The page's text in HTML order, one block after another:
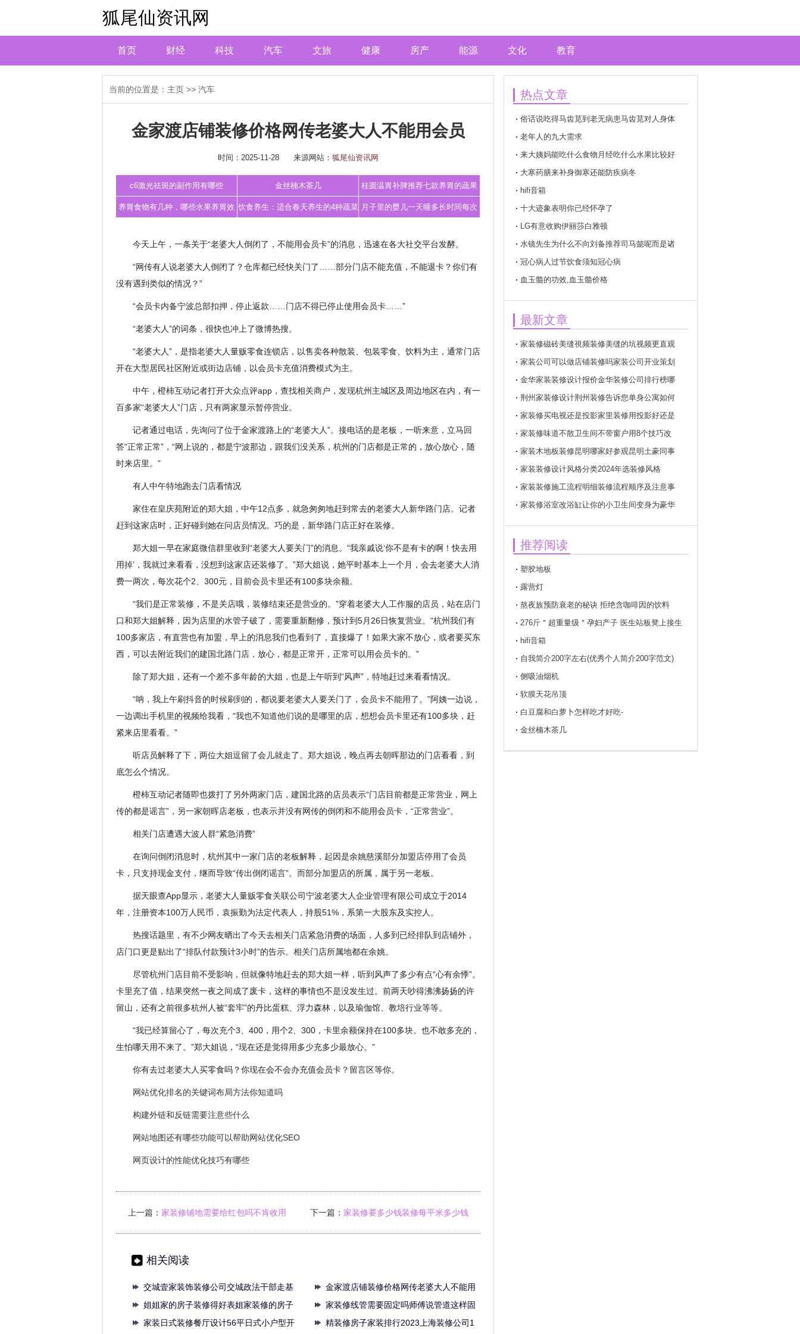
狐尾仙资讯网
首页 财经 科技 汽车 文旅 健康 房产 能源 文化 教育
当前的位置是： 主页 >> 汽车
金家渡店铺装修价格网传老婆大人不能用会员
时间：2025-11-28 来源网站： 狐尾仙资讯网
c6激光祛斑的副作用有哪些 金丝楠木茶几 桂圆温胃补脾推荐七款养胃的蔬果
胃病
养胃食物有几种，哪些水果养胃效 饮食养生：适合春天养生的4种蔬菜 月子里的婴儿一天睡多长时间每次
今天上午，一条关于“老婆大人倒闭了，不能用会员卡”的消息，迅速在各大社交平台发酵。
“网传有人说老婆大人倒闭了？仓库都已经快关门了……部分门店不能充值，不能退卡？你们有
没有遇到类似的情况？”
“会员卡内备宁波总部扣押，停止返款……门店不得已停止使用会员卡……”
“老婆大人”的词条，很快也冲上了微博热搜。
“老婆大人”，是指老婆大人量贩零食连锁店，以售卖各种散装、包装零食、饮料为主，通常门店
开在大型居民社区附近或街边店铺，以会员卡充值消费模式为主。
中午，橙柿互动记者打开大众点评app，查找相关商户，发现杭州主城区及周边地区在内，有一
百多家“老婆大人”门店，只有两家显示暂停营业。
记者通过电话，先询问了位于金家渡路上的“老婆大人”。接电话的是老板，一听来意，立马回
答“正常正常”，“网上说的，都是宁波那边，跟我们没关系，杭州的门店都是正常的，放心放心，随
时来店里。”
有人中午特地跑去门店看情况
家住在皇庆苑附近的郑大姐，中午12点多，就急匆匆地赶到常去的老婆大人新华路门店。记者
赶到这家店时，正好碰到她在问店员情况。巧的是，新华路门店正好在装修。
郑大姐一早在家庭微信群里收到“老婆大人要关门”的消息。“我亲戚说‘你不是有卡的啊！快去用
用掉’，我就过来看看，没想到这家店还装修了。”郑大姐说，她平时基本上一个月，会去老婆大人消
费一两次，每次花个2、300元，目前会员卡里还有100多块余额。
“我们是正常装修，不是关店哦，装修结束还是营业的。”穿着老婆大人工作服的店员，站在店门
口和郑大姐解释，因为店里的水管子破了，需要重新翻修，预计到5月26日恢复营业。“杭州我们有
100多家店，有直营也有加盟，早上的消息我们也看到了，直接爆了！如果大家不放心，或者要买东
西，可以去附近我们的建国北路门店，放心，都是正常开，正常可以用会员卡的。”
除了郑大姐，还有一个差不多年龄的大姐，也是上午听到“风声”，特地赶过来看看情况。
“呐，我上午刷抖音的时候刷到的，都说要老婆大人要关门了，会员卡不能用了。”阿姨一边说，
一边调出手机里的视频给我看，“我也不知道他们说的是哪里的店，想想会员卡里还有100多块，赶
紧来店里看看。”
听店员解释了下，两位大姐逗留了会儿就走了。郑大姐说，晚点再去朝晖那边的门店看看，到
底怎么个情况。
橙柿互动记者随即也拨打了另外两家门店，建国北路的店员表示“门店目前都是正常营业，网上
传的都是谣言”，另一家朝晖店老板，也表示并没有网传的倒闭和不能用会员卡，“正常营业”。
相关门店遭遇大波人群“紧急消费”
在询问倒闭消息时，杭州其中一家门店的老板解释，起因是余姚慈溪部分加盟店停用了会员
卡，只支持现金支付，继而导致“传出倒闭谣言”。而部分加盟店的所属，属于另一老板。
据天眼查App显示，老婆大人量贩零食关联公司宁波老婆大人企业管理有限公司成立于2014
年，注册资本100万人民币，袁振勤为法定代表人，持股51%，系第一大股东及实控人。
热搜话题里，有不少网友晒出了今天去相关门店紧急消费的场面，人多到已经排队到店铺外，
店门口更是贴出了“排队付款预计3小时”的告示。相关门店所属地都在余姚。
尽管杭州门店目前不受影响，但就像特地赶去的郑大姐一样，听到风声了多少有点“心有余悸”。
卡里充了值，结果突然一夜之间成了废卡，这样的事情也不是没发生过。前两天吵得沸沸扬扬的许
留山，还有之前很多杭州人被“套牢”的丹比蛋糕、浮力森林，以及瑜伽馆、教培行业等等。
“我已经算留心了，每次充个3、400，用个2、300，卡里余额保持在100多块。也不敢多充的，
生怕哪天用不来了。”郑大姐说，“现在还是觉得用多少充多少最放心。”
你有去过老婆大人买零食吗？你现在会不会办充值会员卡？留言区等你。
网站优化排名的关键词布局方法你知道吗
构建外链和反链需要注意些什么
网站地图还有哪些功能可以帮助网站优化SEO
网页设计的性能优化技巧有哪些
上一篇： 家装修铺地需要给红包吗不肯收用
户红包的天
下一篇： 家装修要多少钱装修每平米多少钱
相关阅读
交城壹家装饰装修公司交城政法干部走基
层送
金家渡店铺装修价格网传老婆大人不能用
会员
姐姐家的房子装修得好表姐家装修的房子
真漂
家装修线管需要固定吗师傅说管道这样固
定才
家装日式装修餐厅设计56平日式小户型开 精装修房子家装排行2023上海装修公司1
热点文章
俗话说吃得马齿苋到老无病患马齿苋对人身体
老年人的九大需求
来大姨妈能吃什么食物月经吃什么水果比较好
大寒药膳来补身御寒还能防疾病冬
hifi音箱
十大迹象表明你已经怀孕了
LG有意收购伊丽莎白雅顿
水镜先生为什么不向刘备推荐司马懿呢而是诸
冠心病人过节饮食须知冠心病
血玉髓的功效,血玉髓价格
最新文章
家装修磁砖美缝視频装修美缝的坑视频更直观
家装公司可以做店铺装修吗家装公司开业策划
金华家装装修设计报价金华装修公司排行榜哪
荆州家装修设计荆州装修告诉您单身公寓如何
家装修买电视还是投影家里装修用投影好还是
家装修味道不散卫生间不带窗户用8个技巧改
家装木地板装修昆明哪家好参观昆明土豪同事
家装装修设计风格分类2024年选装修风格
家装装修施工流程明细装修流程顺序及注意事
家装修浴室改浴缸让你的小卫生间变身为豪华
推荐阅读
塑胶地板
露营灯
熬夜族预防衰老的秘诀 拒绝含咖啡因的饮料
276斤＂超重量级＂孕妇产子 医生站板凳上接生
hifi音箱
自我简介200字左右(优秀个人简介200字范文)
侧吸油烟机
软膜天花吊顶
白豆腐和白萝卜怎样吃才好吃-
金丝楠木茶几